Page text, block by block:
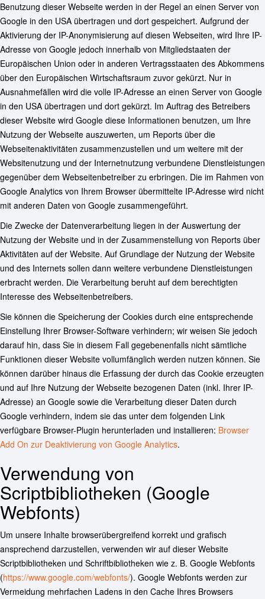
Benutzung dieser Webseite werden in der Regel an einen Server von
Google in den USA übertragen und dort gespeichert. Aufgrund der
Aktivierung der IP-Anonymisierung auf diesen Webseiten, wird Ihre IP-
Adresse von Google jedoch innerhalb von Mitgliedstaaten der
Europäischen Union oder in anderen Vertragsstaaten des Abkommens
über den Europäischen Wirtschaftsraum zuvor gekürzt. Nur in
Ausnahmefällen wird die volle IP-Adresse an einen Server von Google
in den USA übertragen und dort gekürzt. Im Auftrag des Betreibers
dieser Website wird Google diese Informationen benutzen, um Ihre
Nutzung der Webseite auszuwerten, um Reports über die
Webseitenaktivitäten zusammenzustellen und um weitere mit der
Websitenutzung und der Internetnutzung verbundene Dienstleistungen
gegenüber dem Webseitenbetreiber zu erbringen. Die im Rahmen von
Google Analytics von Ihrem Browser übermittelte IP-Adresse wird nicht
mit anderen Daten von Google zusammengeführt.
Die Zwecke der Datenverarbeitung liegen in der Auswertung der
Nutzung der Website und in der Zusammenstellung von Reports über
Aktivitäten auf der Website. Auf Grundlage der Nutzung der Website
und des Internets sollen dann weitere verbundene Dienstleistungen
erbracht werden. Die Verarbeitung beruht auf dem berechtigten
Interesse des Webseitenbetreibers.
Sie können die Speicherung der Cookies durch eine entsprechende
Einstellung Ihrer Browser-Software verhindern; wir weisen Sie jedoch
darauf hin, dass Sie in diesem Fall gegebenenfalls nicht sämtliche
Funktionen dieser Website vollumfänglich werden nutzen können. Sie
können darüber hinaus die Erfassung der durch das Cookie erzeugten
und auf Ihre Nutzung der Webseite bezogenen Daten (inkl. Ihrer IP-
Adresse) an Google sowie die Verarbeitung dieser Daten durch
Google verhindern, indem sie das unter dem folgenden Link
verfügbare Browser-Plugin herunterladen und installieren: Browser
Add On zur Deaktivierung von Google Analytics.
Verwendung von
Scriptbibliotheken (Google
Webfonts)
Um unsere Inhalte browserübergreifend korrekt und grafisch
ansprechend darzustellen, verwenden wir auf dieser Website
Scriptbibliotheken und Schriftbibliotheken wie z. B. Google Webfonts
(https://www.google.com/webfonts/). Google Webfonts werden zur
Vermeidung mehrfachen Ladens in den Cache Ihres Browsers